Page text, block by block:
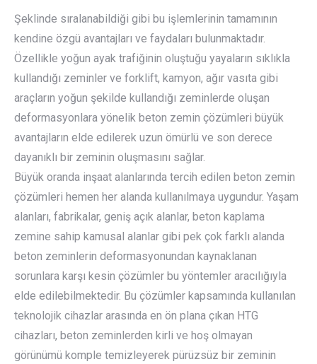
Şeklinde sıralanabildiği gibi bu işlemlerinin tamamının
kendine özgü avantajları ve faydaları bulunmaktadır.
Özellikle yoğun ayak trafiğinin oluştuğu yayaların sıklıkla
kullandığı zeminler ve forklift, kamyon, ağır vasıta gibi
araçların yoğun şekilde kullandığı zeminlerde oluşan
deformasyonlara yönelik beton zemin çözümleri büyük
avantajların elde edilerek uzun ömürlü ve son derece
dayanıklı bir zeminin oluşmasını sağlar.
Büyük oranda inşaat alanlarında tercih edilen beton zemin
çözümleri hemen her alanda kullanılmaya uygundur. Yaşam
alanları, fabrikalar, geniş açık alanlar, beton kaplama
zemine sahip kamusal alanlar gibi pek çok farklı alanda
beton zeminlerin deformasyonundan kaynaklanan
sorunlara karşı kesin çözümler bu yöntemler aracılığıyla
elde edilebilmektedir. Bu çözümler kapsamında kullanılan
teknolojik cihazlar arasında en ön plana çıkan HTG
cihazları, beton zeminlerden kirli ve hoş olmayan
görünümü komple temizleyerek pürüzsüz bir zeminin